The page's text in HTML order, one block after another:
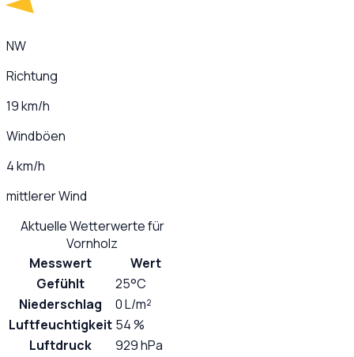
NW
Richtung
19 km/h
Windböen
4 km/h
mittlerer Wind
Aktuelle Wetterwerte für
Vornholz
Messwert
Wert
Gefühlt
25°C
Niederschlag
0 L/m²
Luftfeuchtigkeit 54 %
Luftdruck
929 hPa